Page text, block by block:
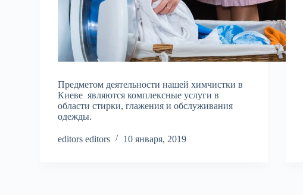
Предметом деятельности нашей химчистки в
Киеве являются комплексные услуги в
области стирки, глажения и обслуживания
одежды.
editors editors 10 января, 2019